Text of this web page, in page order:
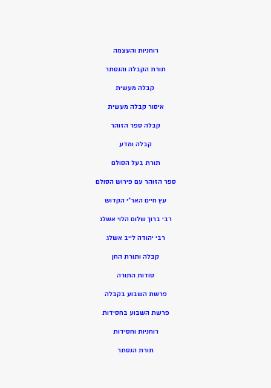
רוחניות והעצמה
תורת הקבלה והנסתר
קבלה מעשית
איסור קבלה מעשית
קבלה ספר הזוהר
קבלה ומדע
תורת בעל הסולם
ספר הזוהר עם פירוש הסולם
עץ חיים האר”י הקדוש
רבי ברוך שלום הלוי אשלג
רבי יהודה לייב אשלג
קבלה ותורת החן
סודות התורה
פרשת השבוע בקבלה
פרשת השבוע בחסידות
רוחניות וחסידות
תורת הנסתר